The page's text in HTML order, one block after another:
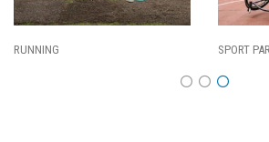
SPORT PARALIMPICI CALCIO